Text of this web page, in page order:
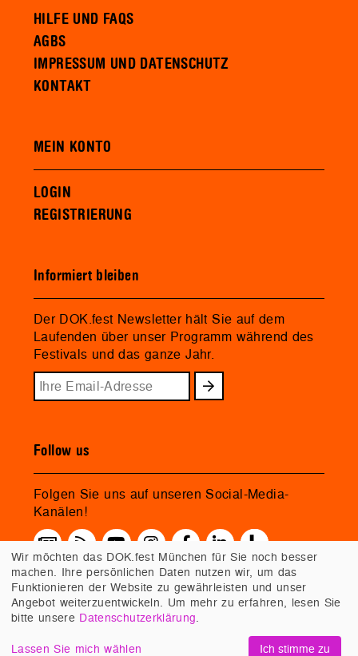
HILFE UND FAQS
AGBS
IMPRESSUM UND DATENSCHUTZ
KONTAKT
MEIN KONTO
LOGIN
REGISTRIERUNG
Informiert bleiben
Der DOK.fest Newsletter hält Sie auf dem
Laufenden über unser Programm während des
Festivals und das ganze Jahr.
Follow us
Folgen Sie uns auf unseren Social-Media-
Kanälen!
Wir möchten das DOK.fest München für Sie noch besser
machen. Ihre persönlichen Daten nutzen wir, um das
Funktionieren der Website zu gewährleisten und unser
Angebot weiterzuentwickeln. Um mehr zu erfahren, lesen Sie
bitte unsere Datenschutzerklärung.
Lassen Sie mich wählen Ich stimme zu